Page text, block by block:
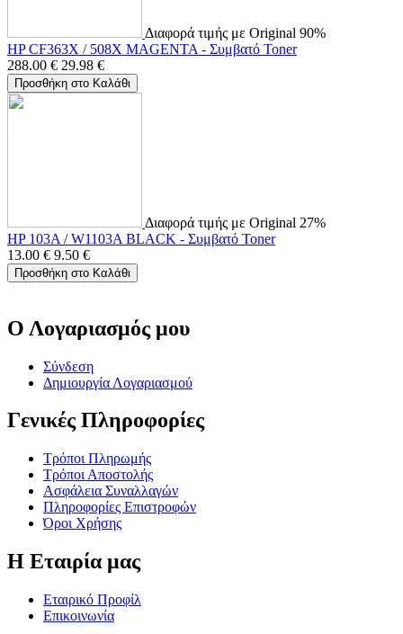
Διαφορά τιμής με Original 90%
HP CF363X / 508X MAGENTA - Συμβατό Toner
288.00 € 29.98 €
Προσθήκη στο Καλάθι
Διαφορά τιμής με Original 27%
HP 103A / W1103A BLACK - Συμβατό Toner
13.00 € 9.50 €
Προσθήκη στο Καλάθι
Ο Λογαριασμός μου
Σύνδεση
Δημιουργία Λογαριασμού
Γενικές Πληροφορίες
Τρόποι Πληρωμής
Τρόποι Αποστολής
Ασφάλεια Συναλλαγών
Πληροφορίες Επιστροφών
Όροι Χρήσης
Η Εταιρία μας
Εταιρικό Προφίλ
Επικοινωνία